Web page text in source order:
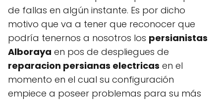
de fallas en algún instante. Es por dicho
motivo que va a tener que reconocer que
podría tenernos a nosotros los persianistas
Alboraya en pos de despliegues de
reparacion persianas electricas en el
momento en el cual su configuración
empiece a poseer problemas para su más